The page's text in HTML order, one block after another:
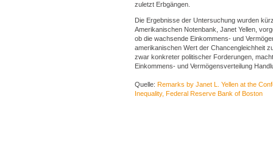
zuletzt Erbgängen.
Die Ergebnisse der Untersuchung wurden
Amerikanischen Notenbank, Janet Yellen,
ob die wachsende Einkommens- und
amerikanischen Wert der Chancengleichheit
zwar konkreter politischer Forderungen,
Einkommens- und Vermögensverteilung
Quelle: Remarks by Janet L. Yellen at the
Inequality, Federal Reserve Bank of Boston